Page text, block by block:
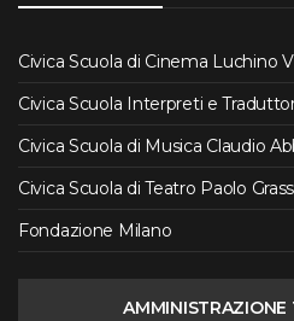
Civica Scuola di Cinema Luchino
Civica Scuola Interpreti e
Civica Scuola di Musica Claudio
Civica Scuola di Teatro Paolo
Fondazione Milano
AMMINISTRAZIONE